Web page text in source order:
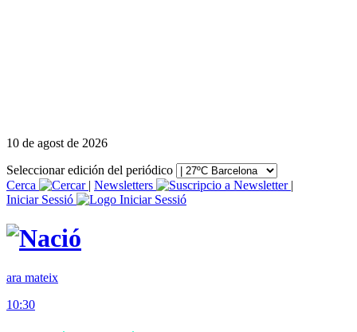
10 de agost de 2026
Seleccionar edición del periódico
Cerca
| Newsletters
|
Iniciar Sessió
ara mateix
10:30